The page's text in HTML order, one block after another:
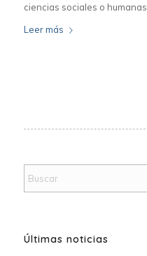
ciencias sociales o humanas.
Leer más
Últimas noticias